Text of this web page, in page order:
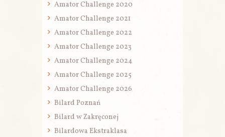
Amator Challenge 2020
Amator Challenge 2021
Amator Challenge 2022
Amator Challenge 2023
Amator Challenge 2024
Amator Challenge 2025
Amator Challenge 2026
Bilard Poznań
Bilard w Zakręconej
Bilardowa Ekstraklasa